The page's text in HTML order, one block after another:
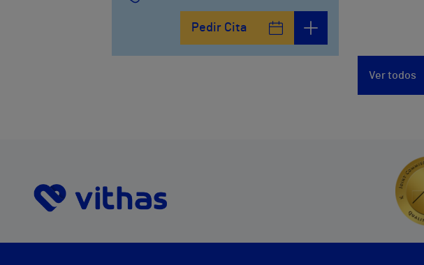
Pedir Cita
Ver todos